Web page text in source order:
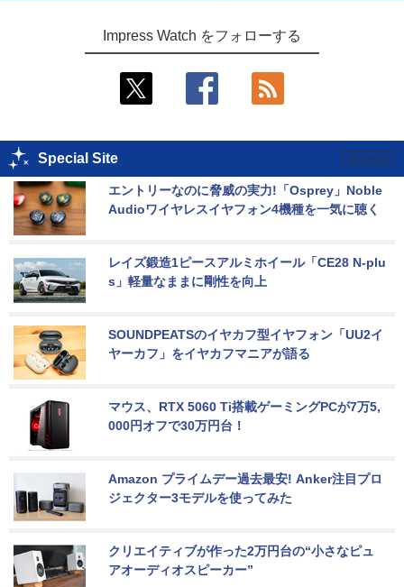
Impress Watch をフォローする
Special Site
エントリーなのに脅威の実力!「Osprey」Noble
Audioワイヤレスイヤフォン4機種を一気に聴く
レイズ鍛造1ピースアルミホイール「CE28 N-plu
s」軽量なままに剛性を向上
SOUNDPEATSのイヤカフ型イヤフォン「UU2イ
ヤーカフ」をイヤカフマニアが語る
マウス、RTX 5060 Ti搭載ゲーミングPCが7万5,
000円オフで30万円台！
Amazon プライムデー過去最安! Anker注目プロ
ジェクター3モデルを使ってみた
クリエイティブが作った2万円台の“小さなピュ
アオーディオスピーカー”